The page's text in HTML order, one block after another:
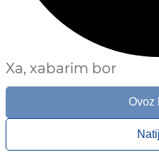
Xa, xabarim bor
Ovoz